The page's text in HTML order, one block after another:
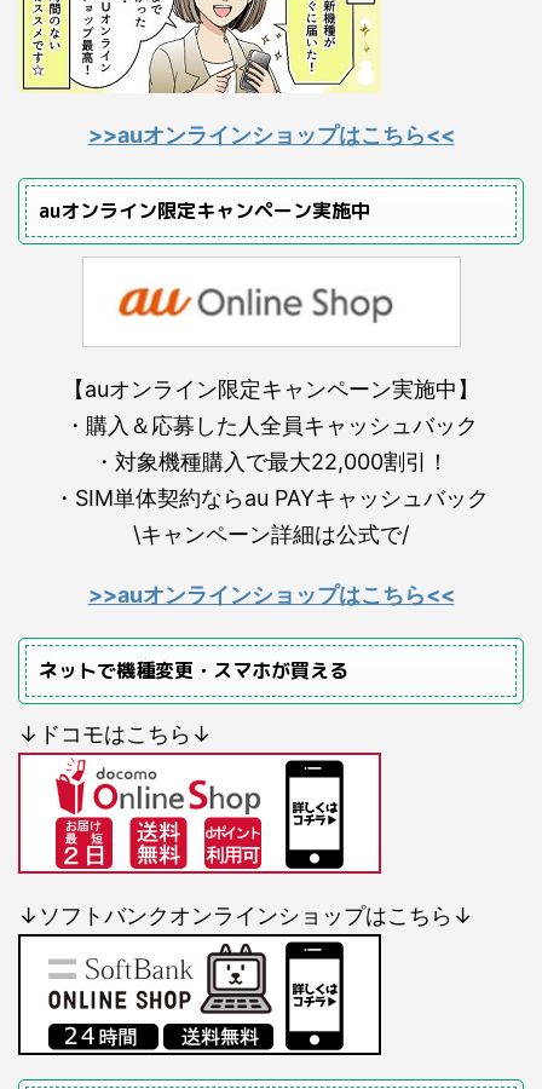
>>auオンラインショップはこちら<<
auオンライン限定キャンペーン実施中
【auオンライン限定キャンペーン実施中】
・購入＆応募した人全員キャッシュバック
・対象機種購入で最大22,000割引！
・SIM単体契約ならau PAYキャッシュバック
\キャンペーン詳細は公式で/
>>auオンラインショップはこちら<<
ネットで機種変更・スマホが買える
↓ドコモはこちら↓
↓ソフトバンクオンラインショップはこちら↓